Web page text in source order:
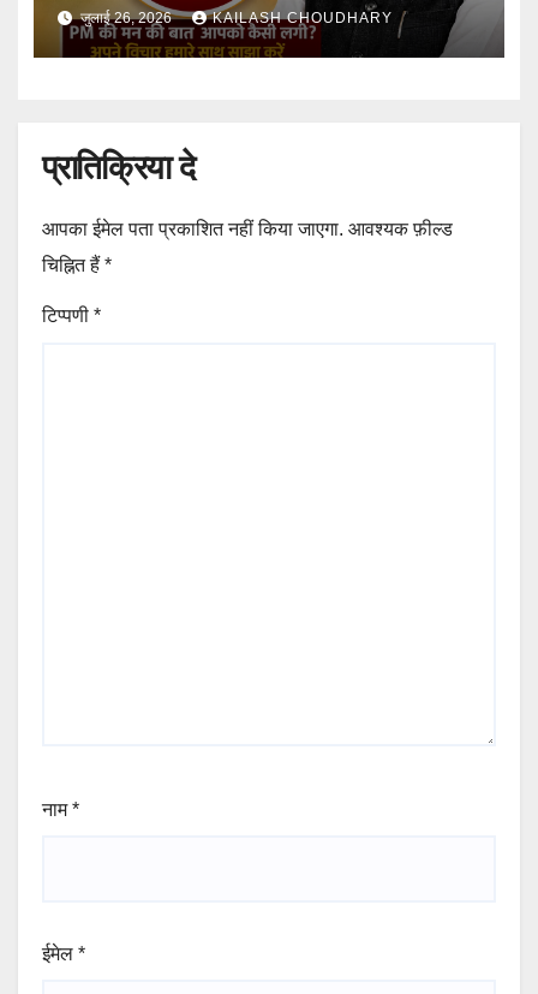
जुलाई 26, 2026 KAILASH CHOUDHARY
प्रातिक्रिया दे
आपका ईमेल पता प्रकाशित नहीं किया जाएगा. आवश्यक फ़ील्ड
चिह्नित हैं *
टिप्पणी *
नाम*
ईमेल *